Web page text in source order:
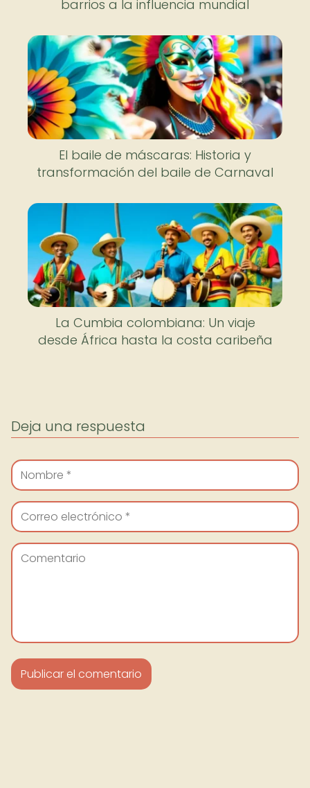
barrios a la influencia mundial
El baile de máscaras: Historia y
transformación del baile de Carnaval
La Cumbia colombiana: Un viaje
desde África hasta la costa caribeña
Deja una respuesta